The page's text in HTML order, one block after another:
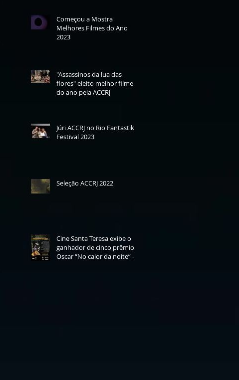
Começou a Mostra
Melhores Filmes do Ano
2023
"Assassinos da lua das
flores" eleito melhor filme
do ano pela ACCRJ
Júri ACCRJ no Rio Fantastik
Festival 2023
Seleção ACCRJ 2022
Cine Santa Teresa exibe o
ganhador de cinco prêmios
Oscar “No calor da noite” -